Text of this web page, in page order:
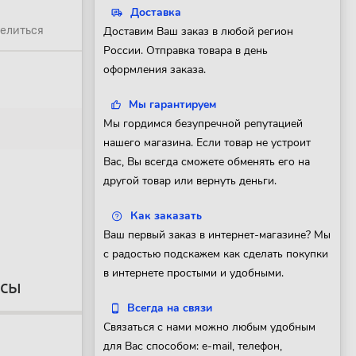
Доставка
Доставим Ваш заказ в любой регион
России. Отправка товара в день
оформления заказа.
Мы гарантируем
Мы гордимся безупречной репутацией
нашего магазина. Если товар не устроит
Вас, Вы всегда сможете обменять его на
другой товар или вернуть деньги.
Как заказать
Ваш первый заказ в интернет-магазине? Мы
с радостью подскажем как сделать покупки
в интернете простыми и удобными.
Всегда на связи
Связаться с нами можно любым удобным
для Вас способом: e-mail, телефон,